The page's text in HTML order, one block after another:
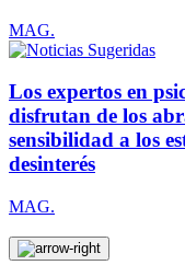
MAG.
Los expertos en
disfrutan de los
sensibilidad a los
desinterés
MAG.